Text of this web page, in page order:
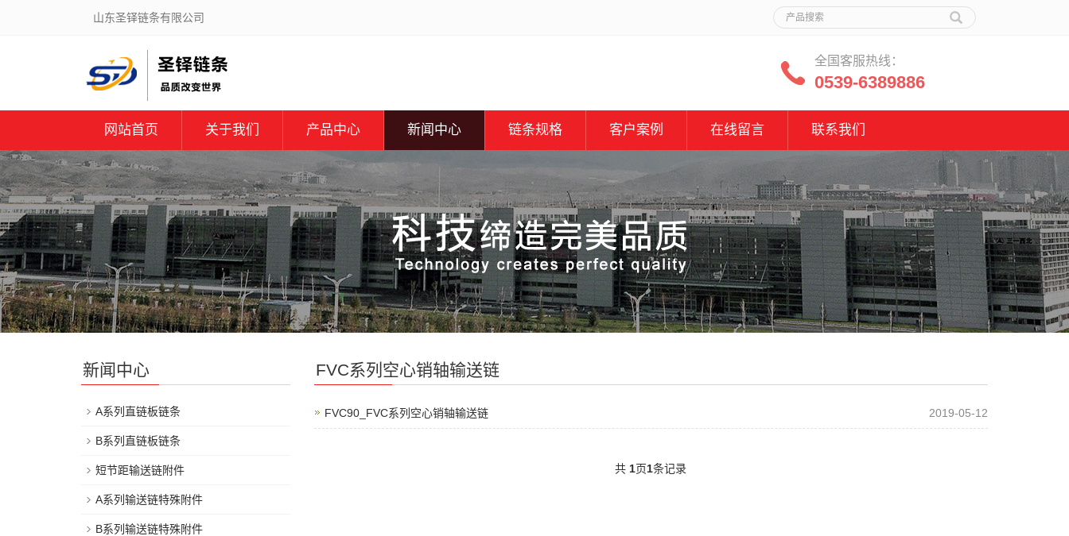
山东圣铎链条有限公司
全国客服热线：
0539-6389886
网站首页 关于我们 产品中心 新闻中心 链条规格 客户案例 在线留言 联系我们
FVC系列空心销轴输送链
FVC90_FVC系列空心销轴输送链 2019-05-12
共 1页1条记录
新闻中心
A系列直链板链条
B系列直链板链条
短节距输送链附件
A系列输送链特殊附件
B系列输送链特殊附件